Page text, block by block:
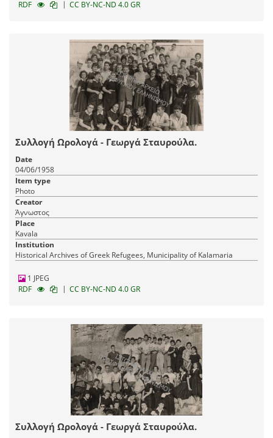
RDF | CC BY-NC-ND 4.0 GR
Συλλογή Ωρολογά - Γεωργά Σταυρούλα.
Date
04/06/1958
Item type
Photo
Creator
Άγνωστος
Place
Kavala
Institution
Historical Archives of Greek Refugees, Municipality of Kalamaria
1 JPEG
RDF
| CC BY-NC-ND 4.0 GR
Συλλογή Ωρολογά - Γεωργά Σταυρούλα.